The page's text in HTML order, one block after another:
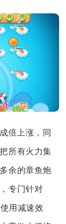
倍上涨，同
所有火力集
余的章鱼炮
专门针对
用减速效